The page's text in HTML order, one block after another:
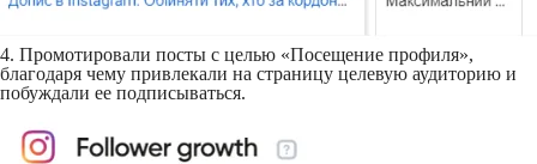
4. Промотировали посты с целью «Посещение профиля»,
благодаря чему привлекали на страницу целевую аудиторию и
побуждали ее подписываться.